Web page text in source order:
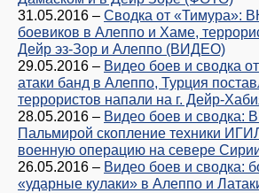
31.05.2016 – Сводка от «Тимура»:
боевиков в Алеппо и Хаме,
Дейр эз-Зор и Алеппо (ВИДЕО)
29.05.2016 – Видео боев и сводка
атаки банд в Алеппо, Турция
террористов напали на г. Дейр-
28.05.2016 – Видео боев и сводка:
Пальмирой скопление техники
военную операцию на севере
26.05.2016 – Видео боев и сводка:
«ударные кулаки» в Алеппо и